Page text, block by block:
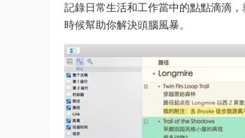
記錄日常生活和工作當中的點點滴滴
時候幫助你解決頭腦風暴。